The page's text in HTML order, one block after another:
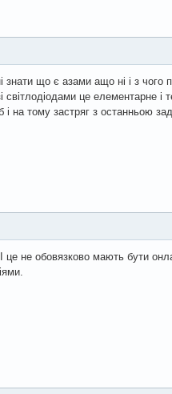
що є азами ащо ні і з чого
це елементарне і
і на тому застряг з останньою
не обовязково мають бути